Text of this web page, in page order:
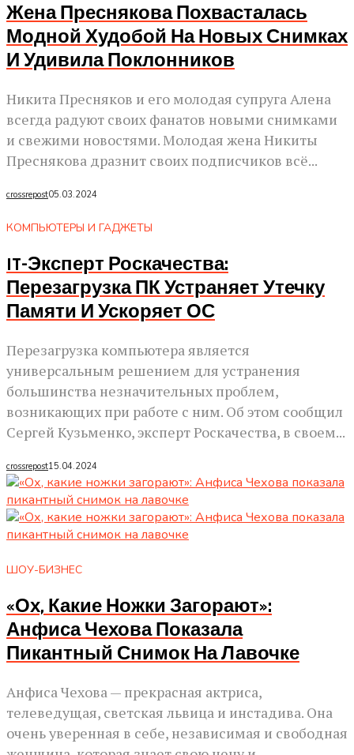
Жена Преснякова Похвасталась
Модной Худобой На Новых Снимках
И Удивила Поклонников
Никита Пресняков и его молодая супруга Алена
всегда радуют своих фанатов новыми снимками
и свежими новостями. Молодая жена Никиты
Преснякова дразнит своих подписчиков всё...
crossrepost05.03.2024
КОМПЬЮТЕРЫ И ГАДЖЕТЫ
IT-Эксперт Роскачества:
Перезагрузка ПК Устраняет Утечку
Памяти И Ускоряет ОС
Перезагрузка компьютера является
универсальным решением для устранения
большинства незначительных проблем,
возникающих при работе с ним. Об этом сообщил
Сергей Кузьменко, эксперт Роскачества, в своем...
crossrepost15.04.2024
ШОУ-БИЗНЕС
«Ох, Какие Ножки Загорают»:
Анфиса Чехова Показала
Пикантный Снимок На Лавочке
Анфиса Чехова — прекрасная актриса,
телеведущая, светская львица и инстадива. Она
очень уверенная в себе, независимая и свободная